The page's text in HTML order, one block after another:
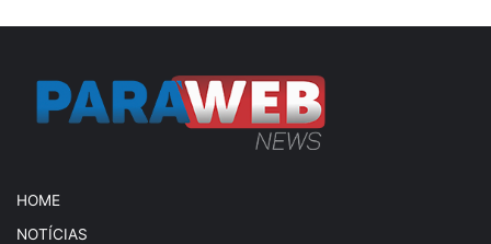
HOME
NOTÍCIAS